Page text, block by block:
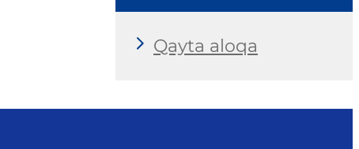
Qayta aloqa